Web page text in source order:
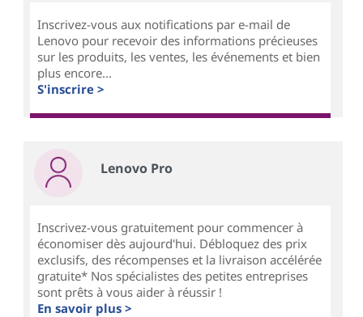
Inscrivez-vous aux notifications par e-mail de
Lenovo pour recevoir des informations précieuses
sur les produits, les ventes, les événements et bien
plus encore...
S'inscrire >
Lenovo Pro
Inscrivez-vous gratuitement pour commencer à
économiser dès aujourd'hui. Débloquez des prix
exclusifs, des récompenses et la livraison accélérée
gratuite* Nos spécialistes des petites entreprises
sont prêts à vous aider à réussir !
En savoir plus >